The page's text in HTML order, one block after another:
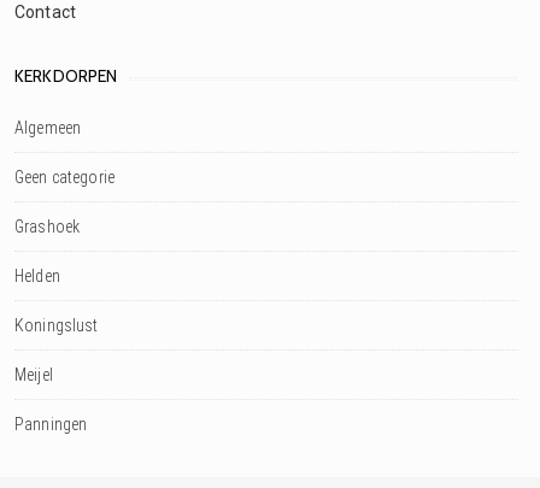
Contact
KERKDORPEN
Algemeen
Geen categorie
Grashoek
Helden
Koningslust
Meijel
Panningen